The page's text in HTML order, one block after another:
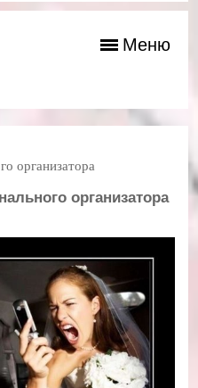
Меню
организатора
организатора